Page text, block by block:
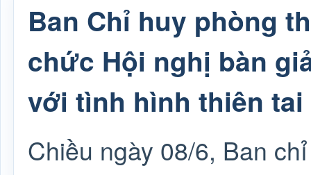
Ban Chỉ huy phòng
chức Hội nghị bàn
với tình hình thiên tai
Chiều ngày 08/6, Ban